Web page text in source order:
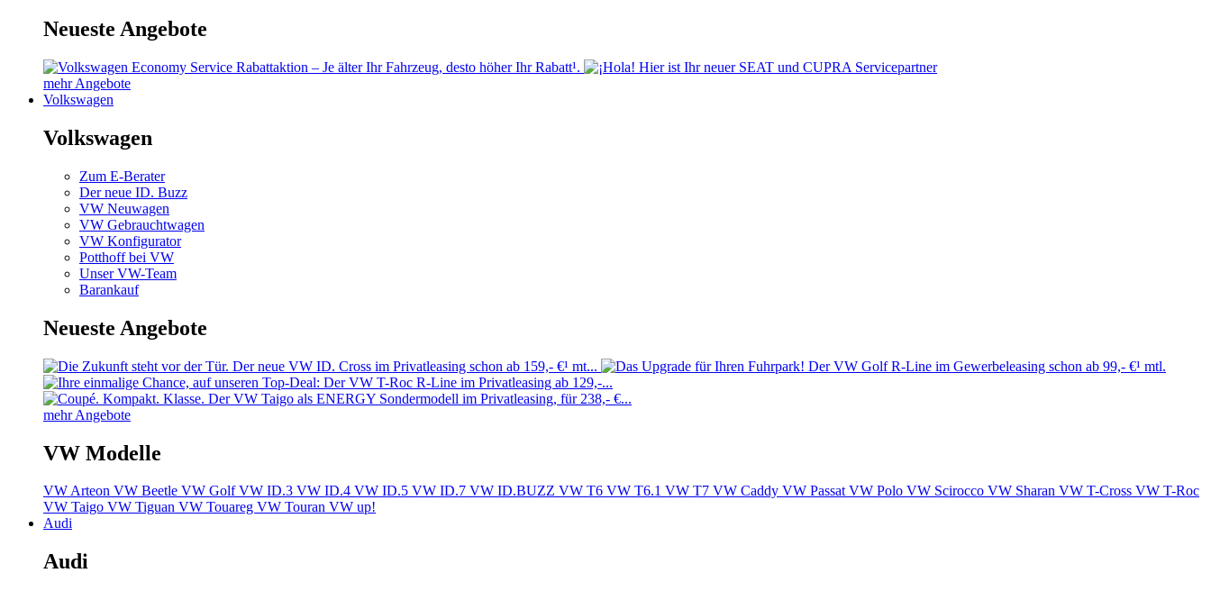
Neueste Angebote
mehr Angebote
Volkswagen
Volkswagen
Zum E-Berater
Der neue ID. Buzz
VW Neuwagen
VW Gebrauchtwagen
VW Konfigurator
Potthoff bei VW
Unser VW-Team
Barankauf
Neueste Angebote
mehr Angebote
VW Modelle
VW Arteon VW Beetle VW GolfVW ID.3 VW ID.4 VW ID.5 VW ID.7 VW ID.BUZZ VW T6 VW T6.1 VW T7 VW Caddy VW PassatVW Polo VW Scirocco VW Sharan VW T-Cross VW T-Roc
VW Taigo VW Tiguan VW Touareg VW Touran VW up!
Audi
Audi